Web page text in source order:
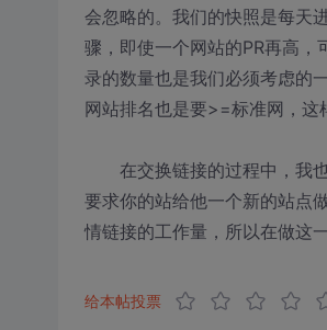
会忽略的。我们的快照是每天
骤，即使一个网站的PR再高
录的数量也是我们必须考虑的
网站排名也是要>=标准网，这
在交换链接的过程中，我也
要求你的站给他一个新的站点
情链接的工作量，所以在做这
给本帖投票